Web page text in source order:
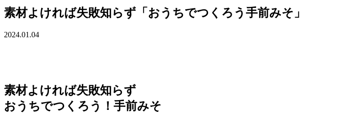
素材よければ失敗知らず「おうちでつくろう手前みそ」
2024.01.04
素材よければ失敗知らず
おうちでつくろう！手前みそ